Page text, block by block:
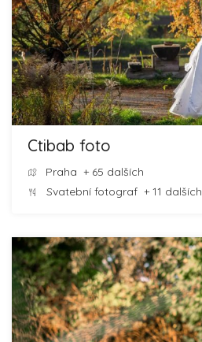
Ctibab foto
Praha + 65 dalších
Svatební fotograf + 11 dalších